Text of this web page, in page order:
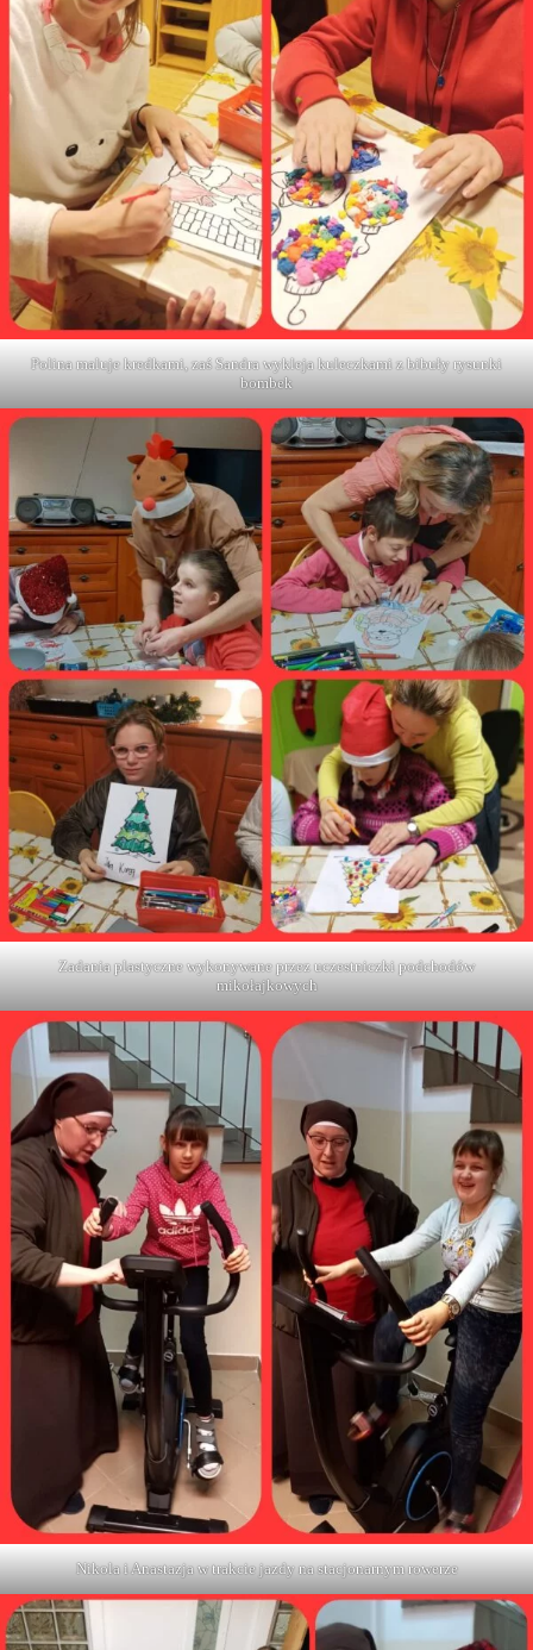
Polina maluje kredkami, zaś Sandra wykleja kuleczkami z bibuły rysunki
bombek
Zadania plastyczne wykonywane przez uczestniczki podchodów
mikołajkowych
Nikola i Anastazja w trakcie jazdy na stacjonarnym rowerze